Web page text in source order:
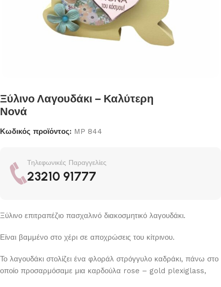
Ξύλινο Λαγουδάκι – Καλύτερη
Νονά
Κωδικός προϊόντος: MP 844
Τηλεφωνικές Παραγγελίες
23210 91777
Ξύλινο επιτραπέζιο πασχαλινό διακοσμητικό λαγουδάκι.
Είναι βαμμένο στο χέρι σε αποχρώσεις του κίτρινου.
Το λαγουδάκι στολίζει ένα φλοράλ στρόγγυλο καδράκι, πάνω στο
οποίο προσαρμόσαμε μια καρδούλα rose – gold plexiglass,